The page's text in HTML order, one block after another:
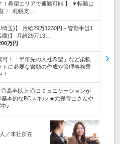
！希望エリアで通勤可能 】 ▼転勤は
〉 札幌支…
埼玉)】 月給29万1230円＋皆勤手当1
)】 月給29万13…
万円
可！「半年先の入社希望」など柔軟
トに必要な書類の作成や管理事務業
◎高卒以上 ◎コミュニケーションが
本的なPCスキル ★元保育士さんや
♪
／本社所在